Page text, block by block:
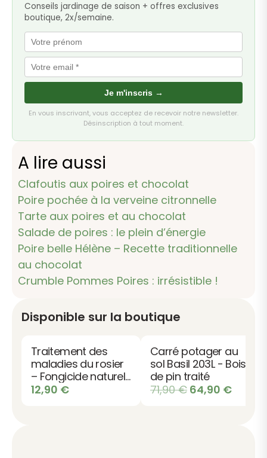
Conseils jardinage de saison + offres exclusives
boutique, 2x/semaine.
Je m'inscris →
En vous inscrivant, vous acceptez de recevoir notre newsletter.
Désinscription à tout moment.
A lire aussi
Clafoutis aux poires et chocolat
Poire pochée à la verveine citronnelle
Tarte aux poires et au chocolat
Salade de poires : le plein d’énergie
Poire belle Hélène – Recette traditionnelle
au chocolat
Crumble Pommes Poires : irrésistible !
Disponible sur la boutique
Traitement des
maladies du rosier
– Fongicide naturel
bio
12,90 €
Carré potager au
sol Basil 203L - Bois
de pin traité
71,90€ Le
64,90 €Le